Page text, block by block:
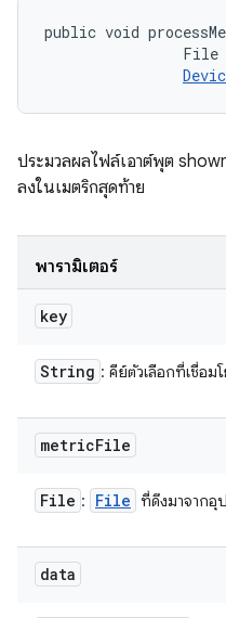
public void
File
ประมวลผลไฟล์เอาต์พุต
ลงในเมตริกสุดท้าย
พารามิเตอร์
key
String : คีย์ตัวเลือกที่เชื่อ
metricFile
File : File ที่ดึงมาจากอุ
data